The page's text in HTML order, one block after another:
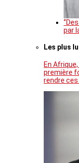
par
Les plus
En
première
rendre ces